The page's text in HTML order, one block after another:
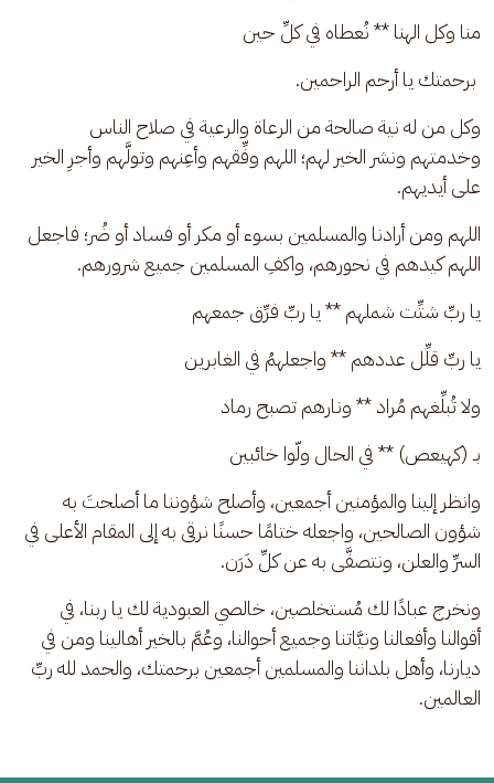
منا وكل الهنا ** نُعطاه في كلِّ حين
برحمتك يا أرحم الراحمين.
وكل من له نية صالحة من الرعاة والرعية في صلاح الناس
وخدمتهم ونشر الخير لهم؛ اللهم وفِّقهم وأعِنهم وتولَّهم وأجرِ الخير
على أيديهم.
اللهم ومن أرادنا والمسلمين بسوء أو مكر أو فساد أو ضُر؛ فاجعل
اللهم كيدهم في نحورهم، واكفِ المسلمين جميع شرورهم.
يا ربِّ شتِّت شملهم ** يا ربِّ فرِّق جمعهم
يا ربِّ قلِّل عددهم ** واجعلهمُ في الغابرين
ولا تُبلِّغهم مُراد ** ونارهم تصبح رماد
بـ (كهيعص) ** في الحال ولّوا خائبين
وانظر إلينا والمؤمنين أجمعين، وأصلح شؤوننا ما أصلحتَ به
شؤون الصالحين، واجعله ختامًا حسنًا نرقى به إلى المقام الأعلى في
السرِّ والعلن، ونتصفَّى به عن كلِّ دَرَن.
ونخرج عبادًا لك مُستخلصين، خالصي العبودية لك يا ربنا، في
أقوالنا وأفعالنا ونيَّاتنا وجميع أحوالنا، وعُمَّ بالخير أهالينا ومن في
ديارنا، وأهل بلداننا والمسلمين أجمعين برحمتك، والحمد لله ربِّ
العالمين.